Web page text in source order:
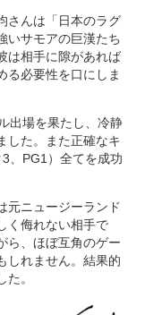
さんは「日本のラグ
いサモアの巨漢たち
は相手に隙があれば
る必要性を口にしま
出場を果たし、冷静
した。また正確なキ
、PG1）全てを成功
元ニュージーランド
く侮れない相手で
ら、ほぼ互角のゲー
しれません。結果的
。